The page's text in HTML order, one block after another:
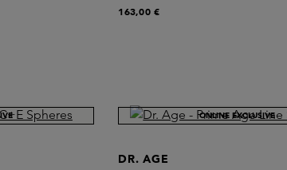
163,00 €
ONLINE EXCLUSIVE
DR. AGE